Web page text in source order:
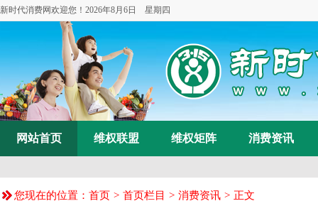
新时代消费网欢迎您！ 2026年8月6日 星期四
网站首页 维权联盟 维权矩阵 消费资讯
您现在的位置： 首页 > 首页栏目 > 消费资讯 > 正文